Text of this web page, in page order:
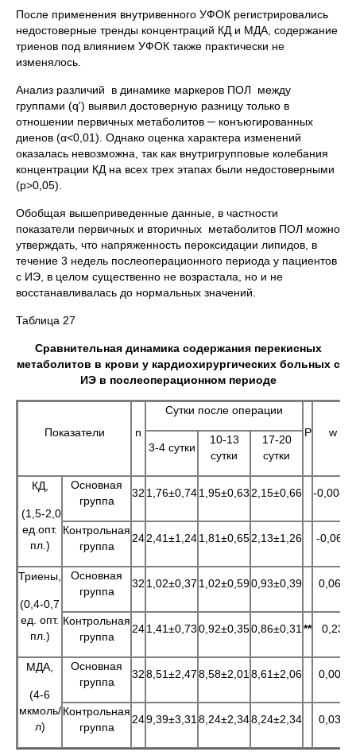
После применения внутривенного УФОК регистрировались
недостоверные тренды концентраций КД и МДА, содержание
триенов под влиянием УФОК также практически не
изменялось.
Анализ различий в динамике маркеров ПОЛ между
группами (q') выявил достоверную разницу только в
отношении первичных метаболитов ─ конъюгированных
диенов (α<0,01). Однако оценка характера изменений
оказалась невозможна, так как внутригрупповые колебания
концентрации КД на всех трех этапах были недостоверными
(р>0,05).
Обобщая вышеприведенные данные, в частности
показатели первичных и вторичных метаболитов ПОЛ можно
утверждать, что напряженность пероксидации липидов, в
течение 3 недель послеоперационного периода у пациентов
с ИЭ, в целом существенно не возрастала, но и не
восстанавливалась до нормальных значений.
Таблица 27
Сравнительная динамика содержания перекисных
метаболитов в крови у кардиохирургических больных с
ИЭ в послеоперационном периоде
Показатели n
Сутки после операции
Р
w
3-4 сутки
10-13
сутки
17-20
сутки
КД,
(1,5-2,0
ед.опт.
пл.)
Основная
группа
32 1,76±0,741,95±0,63 2,15±0,66 -0,0047
Контрольная
группа
242,41±1,241,81±0,652,13±1,26 -0,066
Триены,
(0,4-0,7
ед. опт.
пл.)
Основная
группа
32 1,02±0,37 1,02±0,590,93±0,39 0,061
Контрольная
группа
241,41±0,730,92±0,350,86±0,31 ** 0,23
МДА,
(4-6
мкмоль/
л)
Основная
группа
328,51±2,478,58±2,01 8,61±2,06 0,006
Контрольная
группа
249,39±3,31 8,24±2,348,24±2,34 0,037